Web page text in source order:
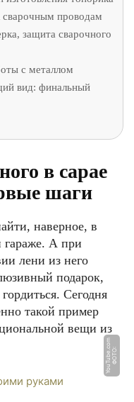
проводам
защита сварочного
с металлом
вид: финальный
в сарае
шаги
наверное, в
гараже. А при
лени из него
подарок,
Сегодня
такой пример
вещи из
Ф
О
Т
О:
Y
o
u
T
u
b
e.
c
o
m